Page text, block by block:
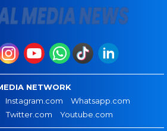
NETWORK
Instagram.com
Whatsapp.com
Twitter.com Youtube.com